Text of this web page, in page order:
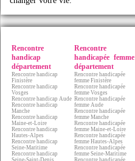
Rencontre
handicap
département
Rencontre handicap
Finistère
Rencontre handicap
Vosges
Rencontre handicap Aude
Rencontre handicap
Manche
Rencontre handicap
Maine-et-Loire
Rencontre handicap
Hautes-Alpes
Rencontre handicap
Seine-Maritime
Rencontre handicap
Rencontre
handicapée femme
département
Rencontre handicapée
femme Finistère
Rencontre handicapée
femme Vosges
Rencontre handicapée
femme Aude
Rencontre handicapée
femme Manche
Rencontre handicapée
femme Maine-et-Loire
Rencontre handicapée
femme Hautes-Alpes
Rencontre handicapée
femme Seine-Maritime